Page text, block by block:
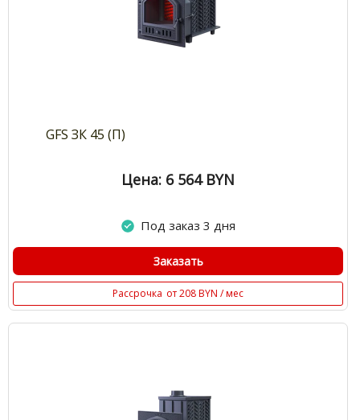
GFS ЗК 45 (П)
Цена: 6 564 BYN
Под заказ 3 дня
Заказать
Рассрочка от 208 BYN / мес